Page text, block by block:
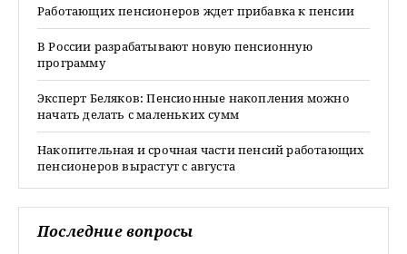
Работающих пенсионеров ждет прибавка к пенсии
В России разрабатывают новую пенсионную
программу
Эксперт Беляков: Пенсионные накопления можно
начать делать с маленьких сумм
Накопительная и срочная части пенсий работающих
пенсионеров вырастут с августа
Последние вопросы